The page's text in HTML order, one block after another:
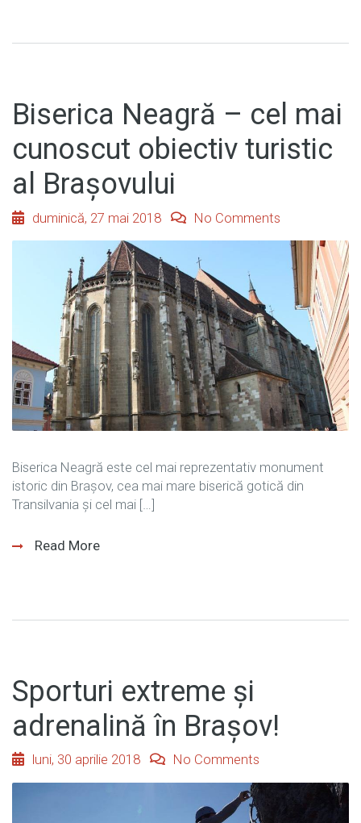
Biserica Neagră – cel mai
cunoscut obiectiv turistic
al Brașovului
duminică, 27 mai 2018 No Comments
Biserica Neagră este cel mai reprezentativ monument
istoric din Brașov, cea mai mare biserică gotică din
Transilvania și cel mai […]
Read More
Sporturi extreme și
adrenalină în Brașov!
luni, 30 aprilie 2018 No Comments